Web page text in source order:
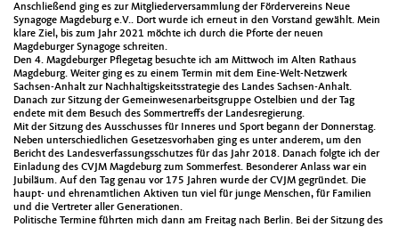
Anschließend ging es zur Mitgliederversammlung der Fördervereins Neue
Synagoge Magdeburg e.V.. Dort wurde ich erneut in den Vorstand gewählt. Mein
klare Ziel, bis zum Jahr 2021 möchte ich durch die Pforte der neuen
Magdeburger Synagoge schreiten.
Den 4. Magdeburger Pflegetag besuchte ich am Mittwoch im Alten Rathaus
Magdeburg. Weiter ging es zu einem Termin mit dem Eine-Welt-Netzwerk
Sachsen-Anhalt zur Nachhaltigskeitsstrategie des Landes Sachsen-Anhalt.
Danach zur Sitzung der Gemeinwesenarbeitsgruppe Ostelbien und der Tag
endete mit dem Besuch des Sommertreffs der Landesregierung.
Mit der Sitzung des Ausschusses für Inneres und Sport begann der Donnerstag.
Neben unterschiedlichen Gesetzesvorhaben ging es unter anderem, um den
Bericht des Landesverfassungsschutzes für das Jahr 2018. Danach folgte ich der
Einladung des CVJM Magdeburg zum Sommerfest. Besonderer Anlass war ein
Jubiläum. Auf den Tag genau vor 175 Jahren wurde der CVJM gegründet. Die
haupt- und ehrenamtlichen Aktiven tun viel für junge Menschen, für Familien
und die Vertreter aller Generationen.
Politische Termine führten mich dann am Freitag nach Berlin. Bei der Sitzung des